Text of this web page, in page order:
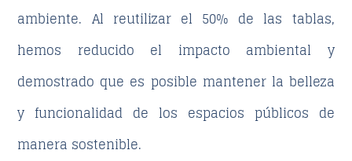
ambiente. Al reutilizar el 50% de las tablas,
hemos reducido el impacto ambiental y
demostrado que es posible mantener la belleza
y funcionalidad de los espacios públicos de
manera sostenible.